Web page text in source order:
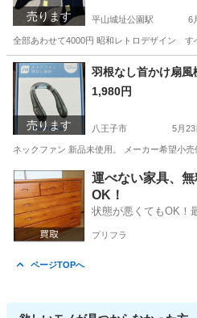
売ります 平山城址公園駅 6
全部あわせて4000円 昭和レトロデザイ
東京 日野市 平山城址公園駅 小
売ります
羽根なし首かけ扇風
1,980円
八王子市 5月23
ネックファン 新品未使用。 メーカー希望小
東京 八王子市 季節、空調家電
運べない家具、
OK！
状態が悪くてもOK！
プリフラ
ページTOPへ